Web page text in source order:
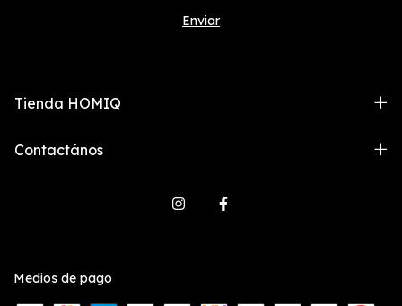
Tienda HOMIQ
Contactános
Medios de pago